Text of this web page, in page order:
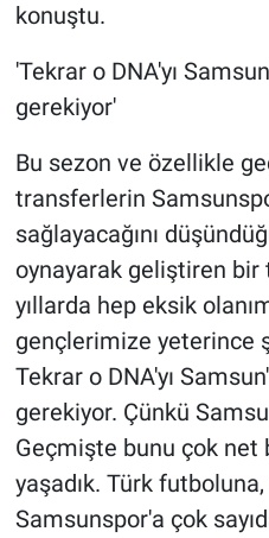
konuştu.
'Tekrar o DNA'yı
gerekiyor'
Bu sezon ve özellikle
transferlerin
sağlayacağını
oynayarak geliştiren bir
yıllarda hep eksik
gençlerimize yeterince
Tekrar o DNA'yı
gerekiyor. Çünkü
Geçmişte bunu çok net
yaşadık. Türk
Samsunspor'a çok